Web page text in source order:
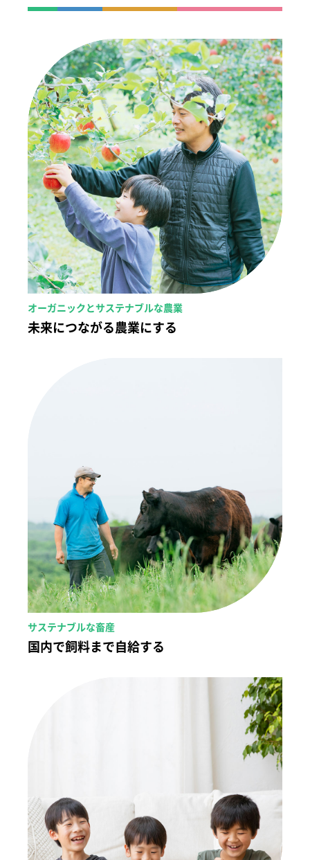
オーガニックとサステナブルな農業
未来につながる農業にする
サステナブルな畜産
国内で飼料まで自給する